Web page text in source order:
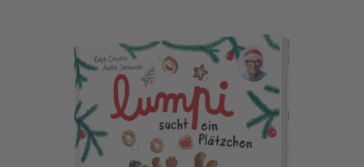
Lumpi 3: Lumpi sucht ein Plätzchen